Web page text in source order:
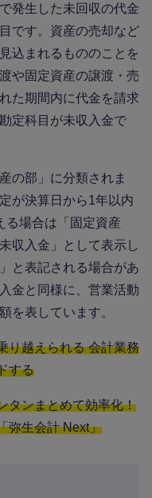
発生した未回収の代金
です。資産の売却など
込まれるもののことを
や固定資産の譲渡・売
た期間内に代金を請求
定科目が未収入金で
の部」に分類されま
が決算日から1年以内
る場合は「固定資産
収入金」として表示し
と表記される場合があ
金と同様に、営業活動
を表しています。
り越えられる 会計業務
する
タンまとめて効率化！
弥生会計 Next」